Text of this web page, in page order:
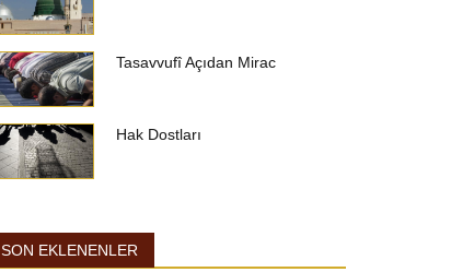
Tasavvufî Açıdan Mirac
Hak Dostları
SON EKLENENLER